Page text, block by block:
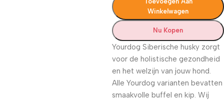
Winkelwagen
Nu Kopen
Yourdog Siberische husky zorgt
voor de holistische gezondheid
en het welzijn van jouw hond.
Alle Yourdog varianten bevatten
smaakvolle buffel en kip. Wij